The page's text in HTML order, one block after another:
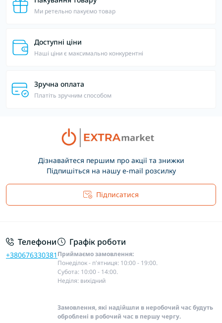
Ми ретельно пакуємо товар
Доступні ціни
Наші ціни є максимально конкурентні
Зручна оплата
Платіть зручним способом
Дізнавайтеся першим про акції та знижки
Підпишіться на нашу e-mail розсилку
Підписатися
Телефони
+380676330381
Графік роботи
Приймаємо замовлення:
Понеділок - п'ятниця: 10:00 - 19:00.
Субота: 10:00 - 14:00.
Неділя: вихідний
Замовлення, які надійшли в неробочий час будуть
оброблені в робочий час в першу чергу.